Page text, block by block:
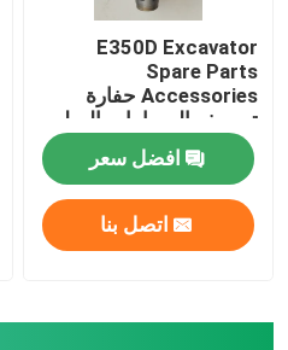
قطع غيار رافعة شوكية
E350D Excavator
Spare Parts
Accessories حفارة
تصريف الصمامات الصلب
14713168
افضل سعر
اتصل بنا